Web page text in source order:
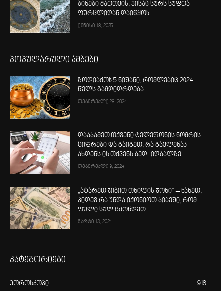
ბინები მათთვის, ვისაც სურს სუფთა
ფურცლიდან დაიწყოს
ივნისი 18, 2025
პოპულარული ამბები
ზოდიაქოს 5 ნიშანი, რომლებიც 2024
წელს გამდიდრდება
თებერვალი 28, 2024
დააჯამეთ თქვენი ტელეფონის ნომრის
ციფრები და გაიგეთ, რა გავლენას
ახდენს ის თქვენს ბედ–იღბალზე
თებერვალი 9, 2024
„ატარეთ ჯიბით თხილის ჯოხი“ – ნახეთ,
კიდევ რა უნდა იქონიოთ ჯიბეში, რომ
ფული სულ გქონდეთ
მარტი 13, 2024
კატეგორიები
ჰოროსკოპი 918